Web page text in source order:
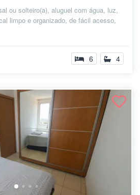
ou solteiro(a), aluguel com água, luz,
limpo e organizado, de fácil acesso,
6 4